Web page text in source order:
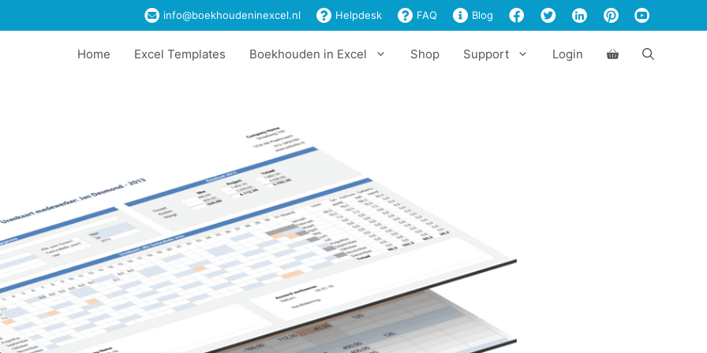
info@boekhoudeninexcel.nl Helpdesk FAQ Blog
Home Excel Templates Boekhouden in Excel Shop Support Login